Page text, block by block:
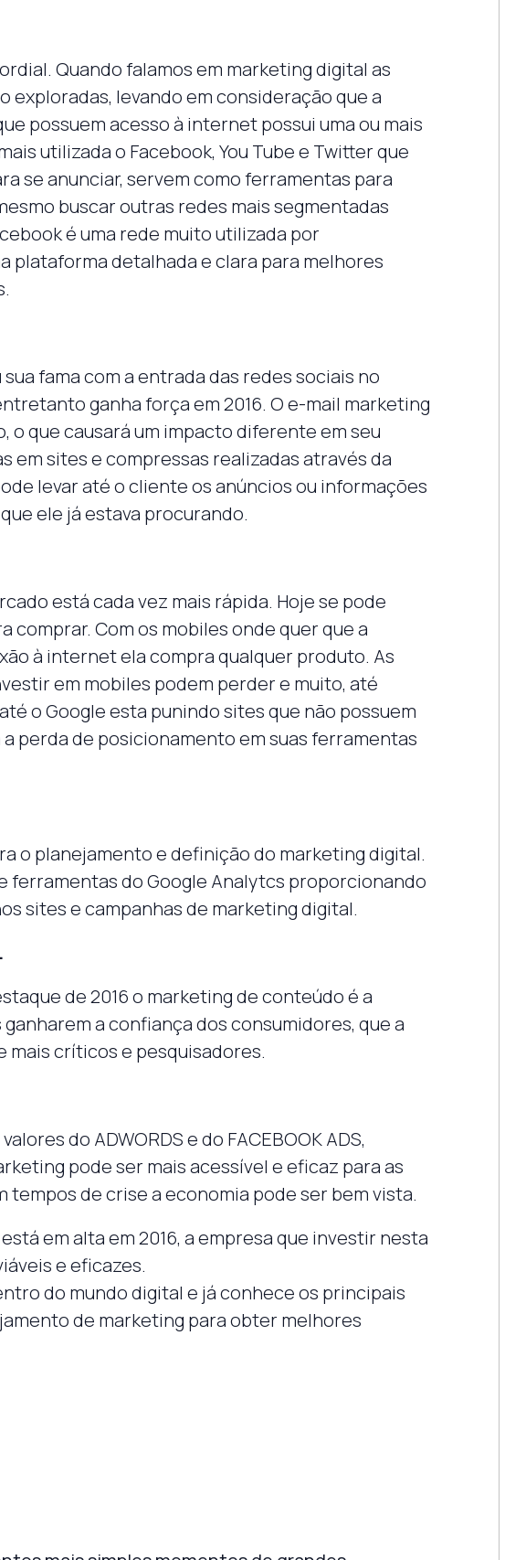
Quando falamos em marketing digital as
exploradas, levando em consideração que a
possuem acesso à internet possui uma ou mais
utilizada o Facebook, You Tube e Twitter que
se anunciar, servem como ferramentas para
buscar outras redes mais segmentadas
é uma rede muito utilizada por
plataforma detalhada e clara para melhores
sua fama com a entrada das redes sociais no
ganha força em 2016. O e-mail marketing
o que causará um impacto diferente em seu
em sites e compressas realizadas através da
levar até o cliente os anúncios ou informações
ele já estava procurando.
está cada vez mais rápida. Hoje se pode
comprar. Com os mobiles onde quer que a
à internet ela compra qualquer produto. As
em mobiles podem perder e muito, até
o Google esta punindo sites que não possuem
perda de posicionamento em suas ferramentas
o planejamento e definição do marketing digital.
ferramentas do Google Analytcs proporcionando
sites e campanhas de marketing digital.
de 2016 o marketing de conteúdo é a
a confiança dos consumidores, que a
mais críticos e pesquisadores.
do ADWORDS e do FACEBOOK ADS,
pode ser mais acessível e eficaz para as
tempos de crise a economia pode ser bem vista.
em alta em 2016, a empresa que investir nesta
e eficazes.
do mundo digital e já conhece os principais
de marketing para obter melhores